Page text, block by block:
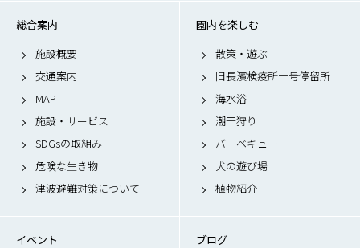
総合案内
施設概要
交通案内
MAP
施設・サービス
SDGsの取組み
危険な生き物
津波避難対策について
園内を楽しむ
散策・遊ぶ
旧長濱検疫所一号停留所
海水浴
潮干狩り
バーベキュー
犬の遊び場
植物紹介
イベント
ブログ